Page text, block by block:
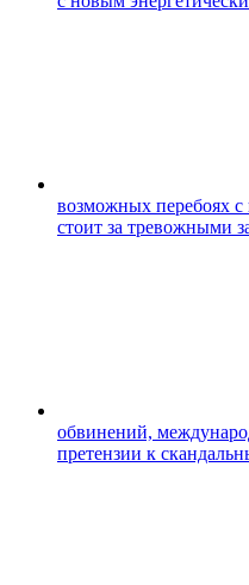
возможных перебоях
стоит за тревожными
обвинений,
претензии к